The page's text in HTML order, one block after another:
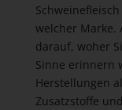
welcher Marke.
darauf, woher
Sinne erinnern
Herstellungen
Zusatzstoffe